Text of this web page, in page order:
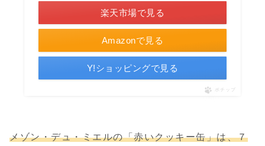
Amazonで見る
楽天市場で見る
Y!ショッピングで見る
ポチップ
メゾン・デュ・ミエルの「赤いクッキー缶」は、７